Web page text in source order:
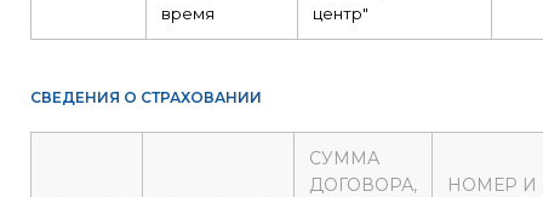
время
центр"
СВЕДЕНИЯ О СТРАХОВАНИИ
СУММА
ДОГОВОРА,
НОМЕР И